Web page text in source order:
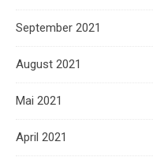
September 2021
August 2021
Mai 2021
April 2021